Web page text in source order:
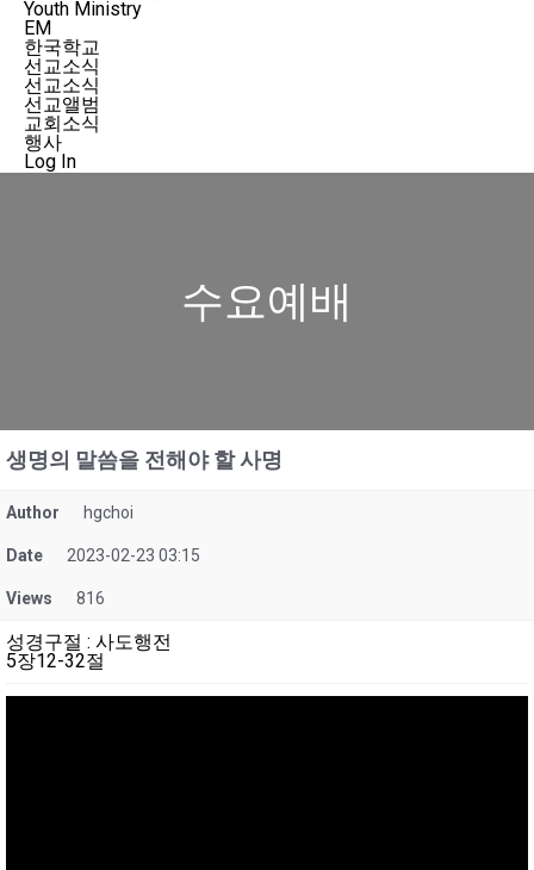
Youth Ministry
EM
한국학교
선교소식
선교소식
선교앨범
교회소식
행사
Log In
수요예배
생명의 말씀을 전해야 할 사명
Author hgchoi
Date 2023-02-23 03:15
Views 816
성경구절 : 사도행전
5장12-32절